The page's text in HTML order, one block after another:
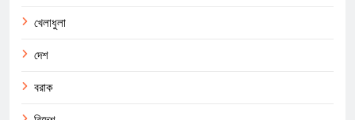
খেলাধুলা
দেশ
বরাক